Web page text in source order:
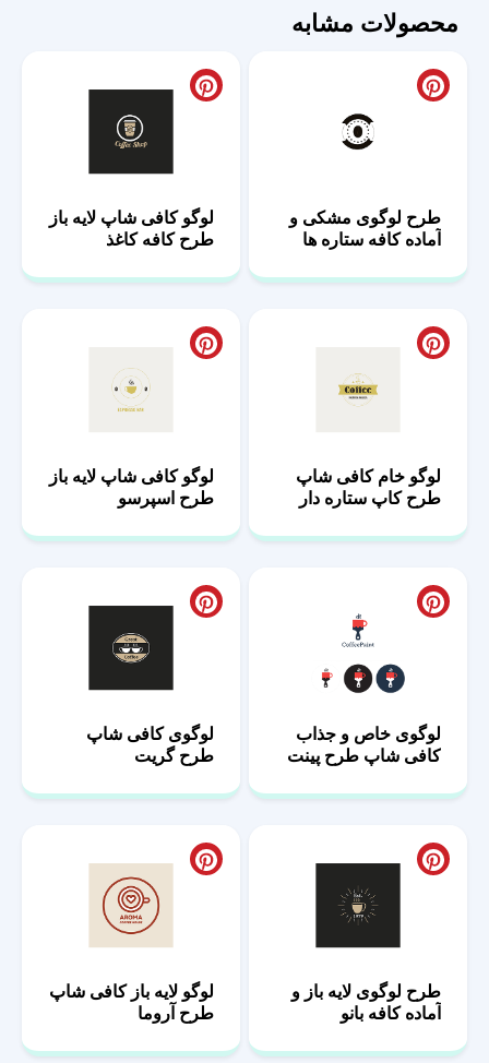
فایل‌های
و
محصولات مشابه
طرح لوگوی مشکی و
آماده کافه ستاره ها
لوگو کافی شاپ لایه باز
طرح کافه کاغذ
لوگو خام کافی شاپ
طرح کاپ ستاره دار
لوگو کافی شاپ لایه باز
طرح اسپرسو
لوگوی خاص و جذاب
کافی شاپ طرح پینت
لوگوی کافی شاپ
طرح گریت
طرح لوگوی لایه باز و
آماده کافه بانو
لوگو لایه باز کافی شاپ
طرح آروما